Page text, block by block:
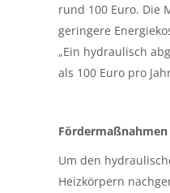
rund 100 Euro. Die
geringere
„Ein hydraulisch
als 100 Euro pro
Um den
Heizkörpern